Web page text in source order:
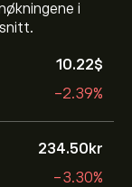
i
10.22‎$‎
-2.39%
234.50‎kr‎
-3.30%